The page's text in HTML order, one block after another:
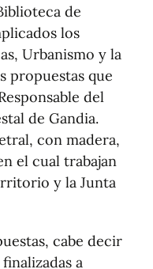
de
los
Urbanismo y la
propuestas que
del
de Gandia.
con madera,
el cual trabajan
y la Junta
cabe decir
a